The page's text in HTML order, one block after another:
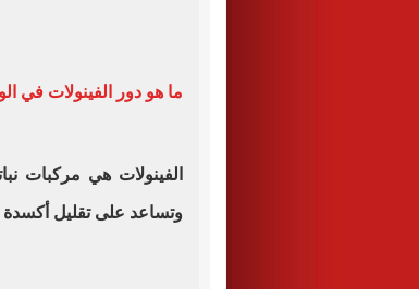
ما هو دور الفينولات في
الفينولات هي مركبات
وتساعد على تقليل أكسدة